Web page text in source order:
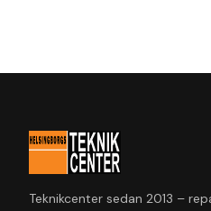
Teknikcenter sedan 2013 –